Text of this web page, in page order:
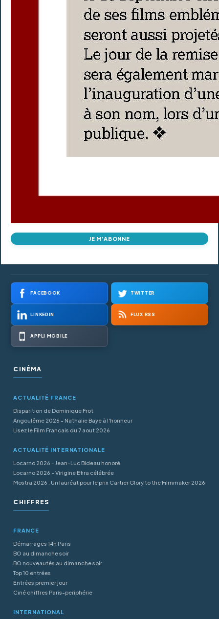
JE M'ABONNE
FACEBOOK TWITTER
LINKEDIN FLUX RSS
APPLI MOBILE
CINÉMA
ACTUALITÉ FRANCE
Disparition de Dominique Frot
Angoulême 2026 - Nathalie Baye à l'honneur
Lisez le Film Francais du 7 aout 2026
ACTUALITÉ INTERNATIONALE
Locarno 2026 - Jean-Luc Bideau honoré
Locarno 2026 - Virigine Efira célébrée
Mostra 2026 : Un lauréat pour le prix Cartier Glory to the Filmmaker 2026
CHIFFRES
FRANCE
Démarrages 14h Paris
BO au dimanche soir
BO nouveautés au dimanche soir
Top 10 entrées
Entrées premier jour
Ciné chiffres Paris-periphérie
INTERNATIONAL